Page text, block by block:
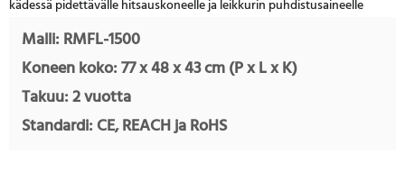
Malli: RMFL-1500
Koneen koko: 77 x 48 x 43 cm (P x L x K)
Takuu: 2 vuotta
Standardi: CE, REACH ja RoHS